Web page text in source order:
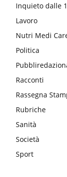
Inquieto dalle
Lavoro
Nutri Medi
Politica
Racconti
Rassegna
Rubriche
Sanità
Società
Sport